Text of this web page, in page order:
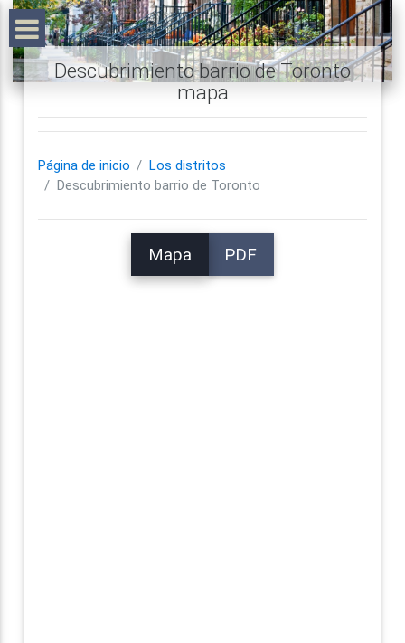
Descubrimiento barrio de Toronto
mapa
Página de inicio
Los distritos
Descubrimiento barrio de Toronto
Mapa PDF